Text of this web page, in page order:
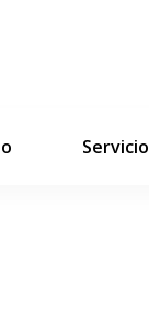
Servicio